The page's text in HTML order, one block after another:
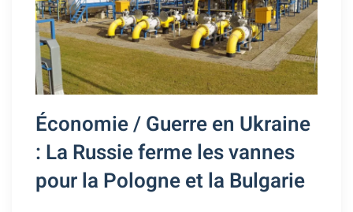
Économie / Guerre en Ukraine
: La Russie ferme les vannes
pour la Pologne et la Bulgarie